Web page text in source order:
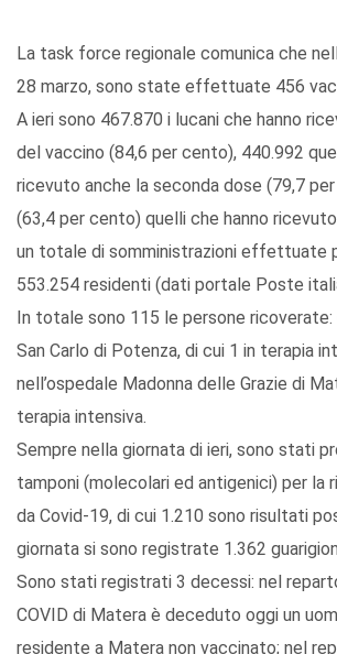
La task force regionale comunica che
28 marzo, sono state effettuate 456
A ieri sono 467.870 i lucani che hanno
del vaccino (84,6 per cento), 440.992
ricevuto anche la seconda dose (79,7
(63,4 per cento) quelli che hanno
un totale di somministrazioni effettuate
553.254 residenti (dati portale Poste
In totale sono 115 le persone ricoverate:
San Carlo di Potenza, di cui 1 in terapia
nell’ospedale Madonna delle Grazie di
terapia intensiva.
Sempre nella giornata di ieri, sono stati
tamponi (molecolari ed antigenici) per la
da Covid-19, di cui 1.210 sono risultati
giornata si sono registrate 1.362
Sono stati registrati 3 decessi: nel
COVID di Matera è deceduto oggi un
residente a Matera non vaccinato; nel